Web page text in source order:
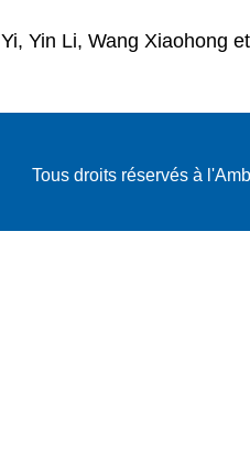
Yin Li, Wang Xiaohong
Tous droits réservés à